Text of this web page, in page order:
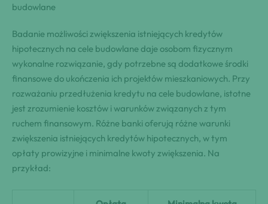
budowlane
Badanie możliwości zwiększenia istniejących kredytów
hipotecznych na cele budowlane daje osobom fizycznym
wykonalne rozwiązanie, gdy potrzebne są dodatkowe środki
finansowe do ukończenia ich projektów mieszkaniowych. Przy
rozważaniu przedłużenia kredytu na cele budowlane, istotne
jest zrozumienie kosztów i warunków związanych z tym
ruchem finansowym. Różne banki oferują różne warunki
zwiększenia istniejących kredytów hipotecznych, w tym
opłaty prowizyjne i minimalne kwoty zwiększenia. Na
przykład: